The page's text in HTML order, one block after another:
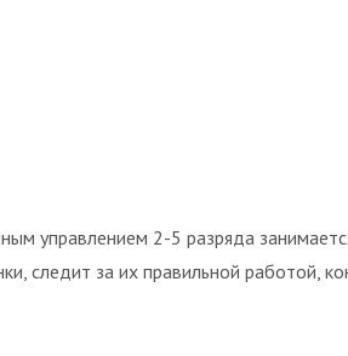
управлением 2-5 разряда
следит за их правильной работой,